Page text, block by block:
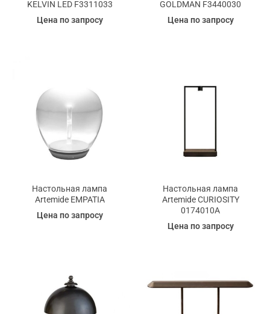
KELVIN LED F3311033
Цена по запросу
GOLDMAN F3440030
Цена по запросу
Настольная лампа
Artemide EMPATIA
Цена по запросу
Настольная лампа
Artemide CURIOSITY
0174010A
Цена по запросу